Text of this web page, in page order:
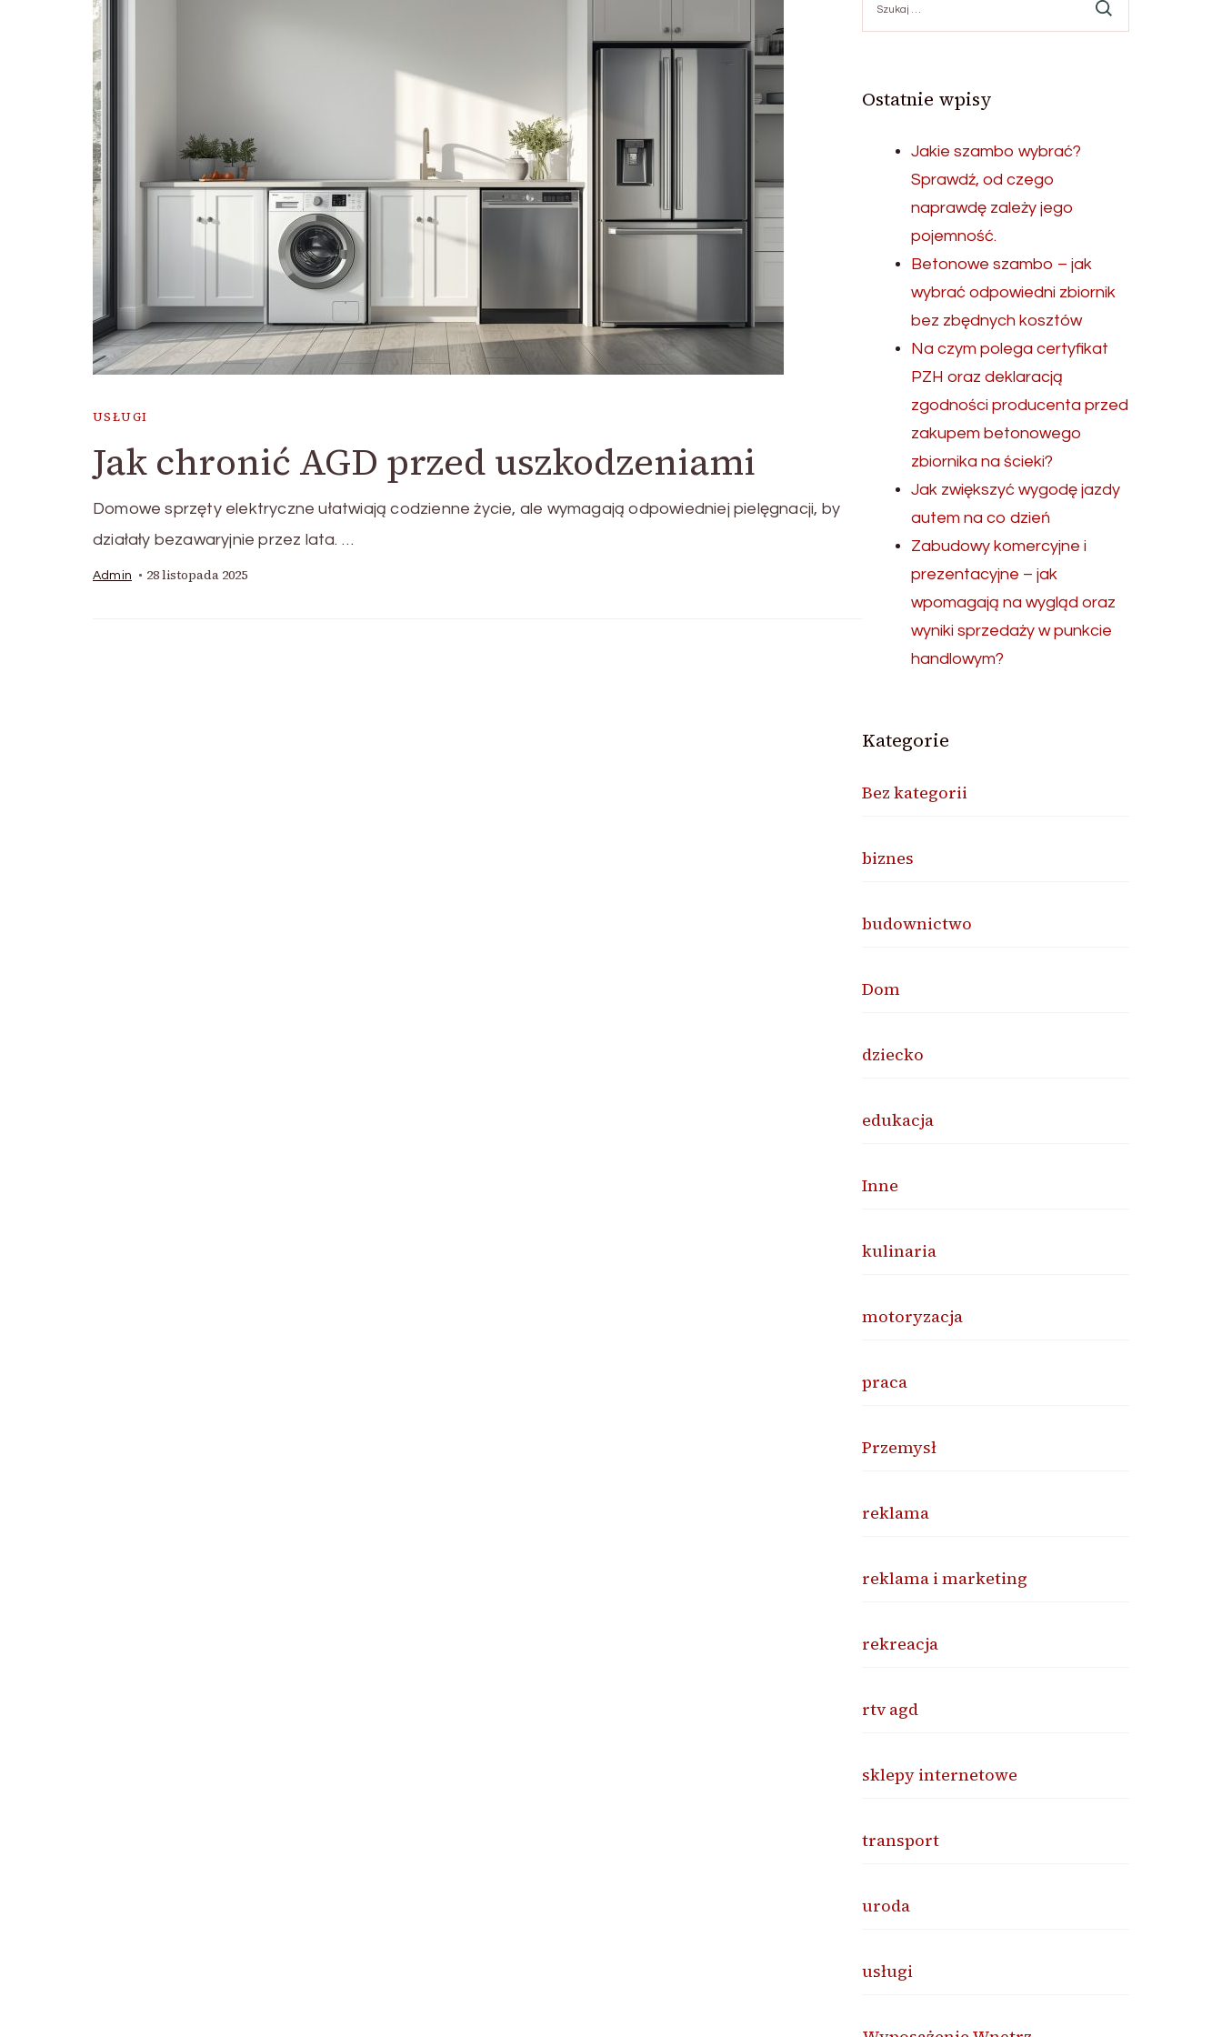
USŁUGI
Jak chronić AGD przed uszkodzeniami
Domowe sprzęty elektryczne ułatwiają codzienne życie, ale wymagają odpowiedniej pielęgnacji, by
działały bezawaryjnie przez lata. …
Admin 28 listopada 2025
Ostatnie wpisy
Jakie szambo wybrać?
Sprawdź, od czego
naprawdę zależy jego
pojemność.
Betonowe szambo – jak
wybrać odpowiedni zbiornik
bez zbędnych kosztów
Na czym polega certyfikat
PZH oraz deklaracją
zgodności producenta przed
zakupem betonowego
zbiornika na ścieki?
Jak zwiększyć wygodę jazdy
autem na co dzień
Zabudowy komercyjne i
prezentacyjne – jak
wpomagają na wygląd oraz
wyniki sprzedaży w punkcie
handlowym?
Kategorie
Bez kategorii
biznes
budownictwo
Dom
dziecko
edukacja
Inne
kulinaria
motoryzacja
praca
Przemysł
reklama
reklama i marketing
rekreacja
rtv agd
sklepy internetowe
transport
uroda
usługi